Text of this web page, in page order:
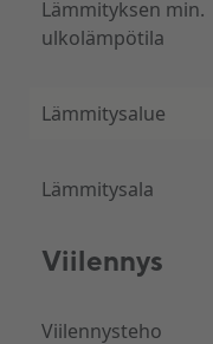
Lämmityksen min.
ulkolämpötila
Lämmitysalue
Lämmitysala
Viilennys
Viilennysteho